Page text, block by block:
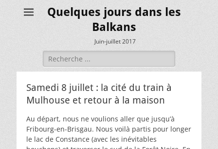
Quelques jours dans les
Balkans
Juin-juillet 2017
Rechercher :
Samedi 8 juillet : la cité du train à
Mulhouse et retour à la maison
Au départ, nous ne voulions aller que jusqu’à
Fribourg-en-Brisgau. Nous voilà partis pour longer
le lac de Constance (avec les inévitables